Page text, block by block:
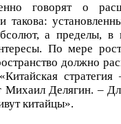
говорят о
такова:
а пределы, в
По мере
должно
Михаил Делягин. –
китайцы».